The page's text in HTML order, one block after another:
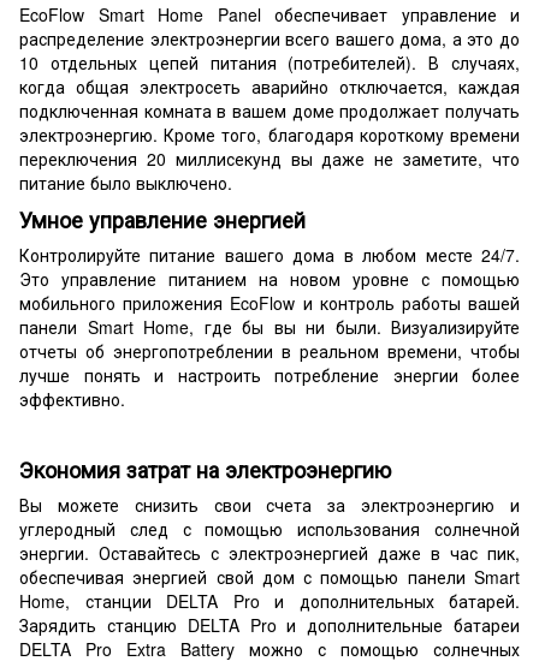
EcoFlow Smart Home Panel обеспечивает управление и
распределение электроэнергии всего вашего дома, а это до
10 отдельных цепей питания (потребителей). В случаях,
когда общая электросеть аварийно отключается, каждая
подключенная комната в вашем доме продолжает получать
электроэнергию. Кроме того, благодаря короткому времени
переключения 20 миллисекунд вы даже не заметите, что
питание было выключено.
Умное управление энергией
Контролируйте питание вашего дома в любом месте 24/7.
Это управление питанием на новом уровне с помощью
мобильного приложения EcoFlow и контроль работы вашей
панели Smart Home, где бы вы ни были. Визуализируйте
отчеты об энергопотреблении в реальном времени, чтобы
лучше понять и настроить потребление энергии более
эффективно.
Экономия затрат на электроэнергию
Вы можете снизить свои счета за электроэнергию и
углеродный след с помощью использования солнечной
энергии. Оставайтесь с электроэнергией даже в час пик,
обеспечивая энергией свой дом с помощью панели Smart
Home, станции DELTA Pro и дополнительных батарей.
Зарядить станцию DELTA Pro и дополнительные батареи
DELTA Pro Extra Battery можно с помощью солнечных